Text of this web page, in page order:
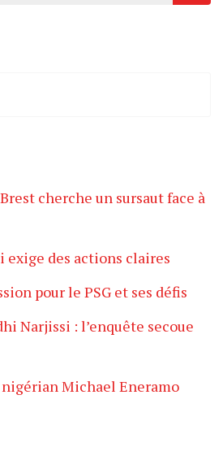
cherche un sursaut face à
exige des actions claires
pour le PSG et ses défis
Narjissi : l’enquête secoue
nigérian Michael Eneramo